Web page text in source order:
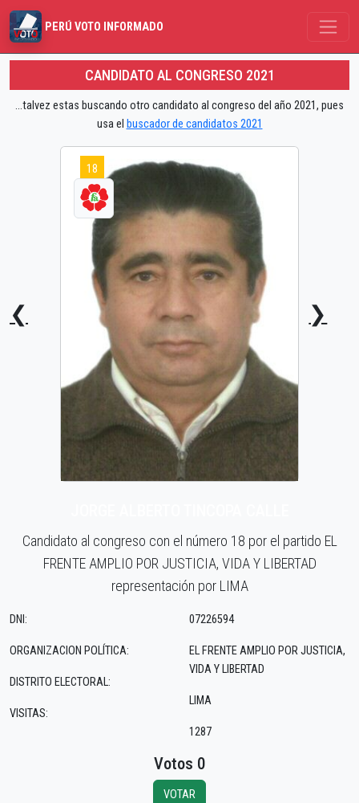
PERÚ VOTO INFORMADO
CANDIDATO AL CONGRESO 2021
...talvez estas buscando otro candidato al congreso del año 2021, pues
usa el buscador de candidatos 2021
❮
18
❯
Candidato al congreso con el número 18 por el partido EL
FRENTE AMPLIO POR JUSTICIA, VIDA Y LIBERTAD
representación por LIMA
DNI:
ORGANIZACION POLÍTICA:
DISTRITO ELECTORAL:
VISITAS:
07226594
EL FRENTE AMPLIO POR JUSTICIA,
VIDA Y LIBERTAD
LIMA
1287
Votos 0
VOTAR